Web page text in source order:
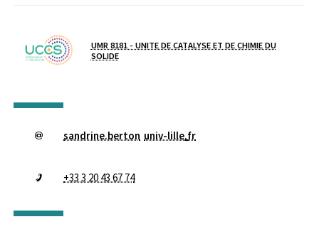
UMR 8181 - UNITE DE CATALYSE ET DE CHIMIE DU
SOLIDE
sandrine.berton univ-lille.fr
+33 3 20 43 67 74